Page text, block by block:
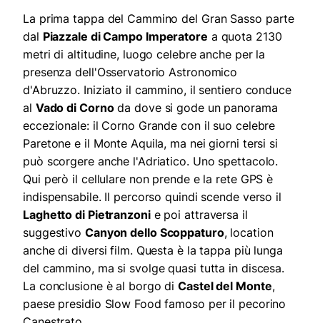
La prima tappa del Cammino del Gran Sasso parte
dal Piazzale di Campo Imperatore a quota 2130
metri di altitudine, luogo celebre anche per la
presenza dell'Osservatorio Astronomico
d'Abruzzo. Iniziato il cammino, il sentiero conduce
al Vado di Cornoda dove si gode un panorama
eccezionale: il Corno Grande con il suo celebre
Paretone e il Monte Aquila, ma nei giorni tersi si
può scorgere anche l'Adriatico. Uno spettacolo.
Qui però il cellulare non prende e la rete GPS è
indispensabile. Il percorso quindi scende verso il
Laghetto di Pietranzonie poi attraversa il
suggestivo Canyon dello Scoppaturo, location
anche di diversi film. Questa è la tappa più lunga
del cammino, ma si svolge quasi tutta in discesa.
La conclusione è al borgo diCastel del Monte,
paese presidio Slow Food famoso per il pecorino